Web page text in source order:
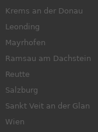
Krems an der Donau
Leonding
Mayrhofen
Ramsau am Dachstein
Reutte
Salzburg
Sankt Veit an der Glan
Wien